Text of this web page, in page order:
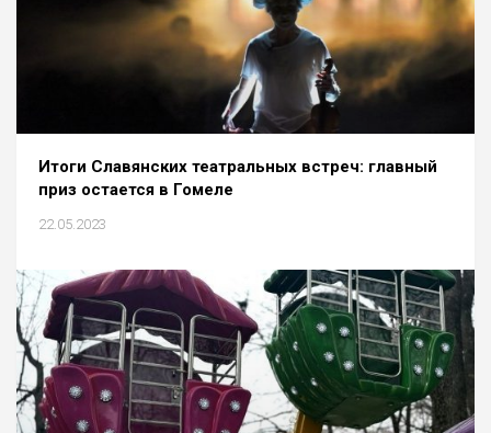
Итоги Славянских театральных встреч: главный
приз остается в Гомеле
22.05.2023